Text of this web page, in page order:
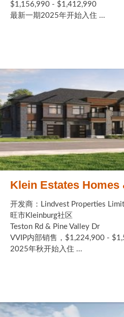
$1,156,990 - $1,412,990
最新一期2025年开始入住 ...
Klein Estates Homes
开发商：Lindvest Properties
旺市Kleinburg社区
Teston Rd & Pine Valley Dr
VVIP内部销售，$1,224,900 -
2025年秋开始入住 ...